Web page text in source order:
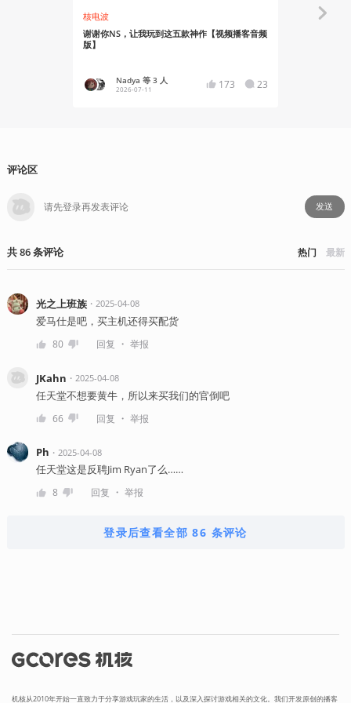
核电波
谢谢你NS，让我玩到这五款神作【视频播客音频
版】
Nadya 等 3 人
2026-07-11 173 23
评论区
发送
共86条评论 热门 最新
光之上班族・ 2025-04-08
爱马仕是吧，买主机还得买配货
80 回复 ・ 举报
JKahn ・ 2025-04-08
任天堂不想要黄牛，所以来买我们的官倒吧
66 回复 ・ 举报
Ph ・ 2025-04-08
任天堂这是反聘Jim Ryan了么……
8 回复 ・ 举报
登录后查看全部 86 条评论
机核从2010年开始一直致力于分享游戏玩家的生活，以及深入探讨游戏相关的文化。我们开发原创的播客